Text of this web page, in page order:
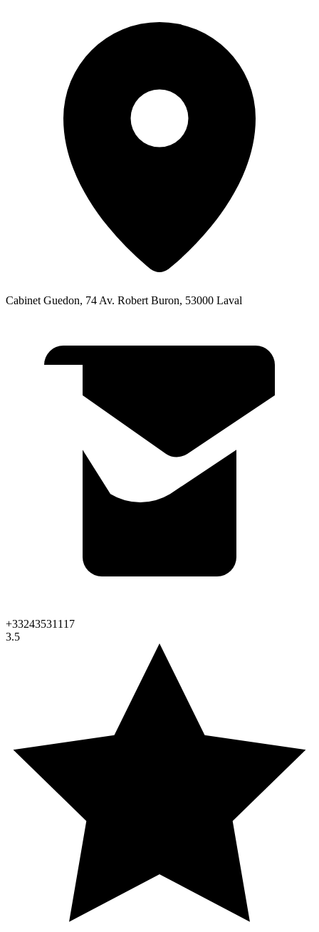
Cabinet Guedon, 74 Av. Robert Buron, 53000 Laval
+33243531117
3.5